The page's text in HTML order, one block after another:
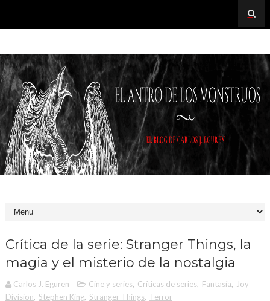
Crítica de la serie: Stranger Things, la
magia y el misterio de la nostalgia
Carlos J. Eguren Cine y series, Críticas de series, Fantasía, Joy
Division, Stephen King, Stranger Things, Terror